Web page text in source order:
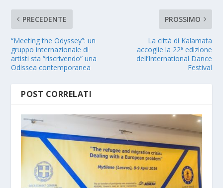
PRECEDENTE
“Meeting the Odyssey”: un
gruppo internazionale di
artisti sta “riscrivendo” una
Odissea contemporanea
PROSSIMO
La città di Kalamata
accoglie la 22ª edizione
dell’International Dance
Festival
POST CORRELATI